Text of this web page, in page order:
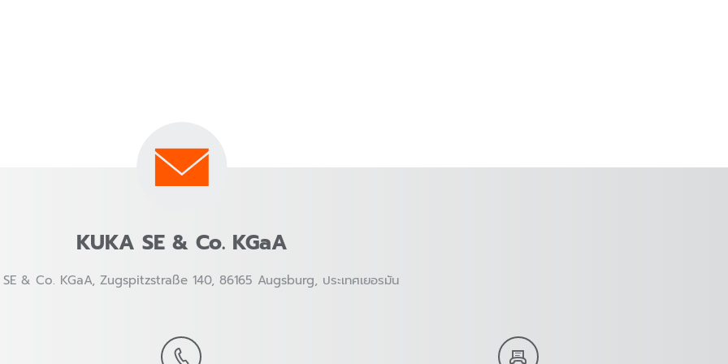
KUKA SE & Co. KGaA
& Co. KGaA, Zugspitzstraße 140, 86165 Augsburg, ประเทศเยอรมัน